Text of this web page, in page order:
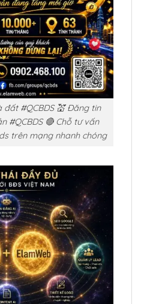
đất #QCBDS 💒 Đăng tin
#QCBDS 🔴 Chỗ tư vấn
trên mạng nhanh chóng